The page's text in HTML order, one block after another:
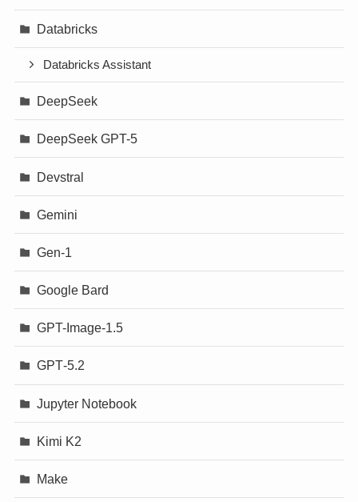
Databricks
Databricks Assistant
DeepSeek
DeepSeek GPT-5
Devstral
Gemini
Gen-1
Google Bard
GPT-Image-1.5
GPT‐5.2
Jupyter Notebook
Kimi K2
Make